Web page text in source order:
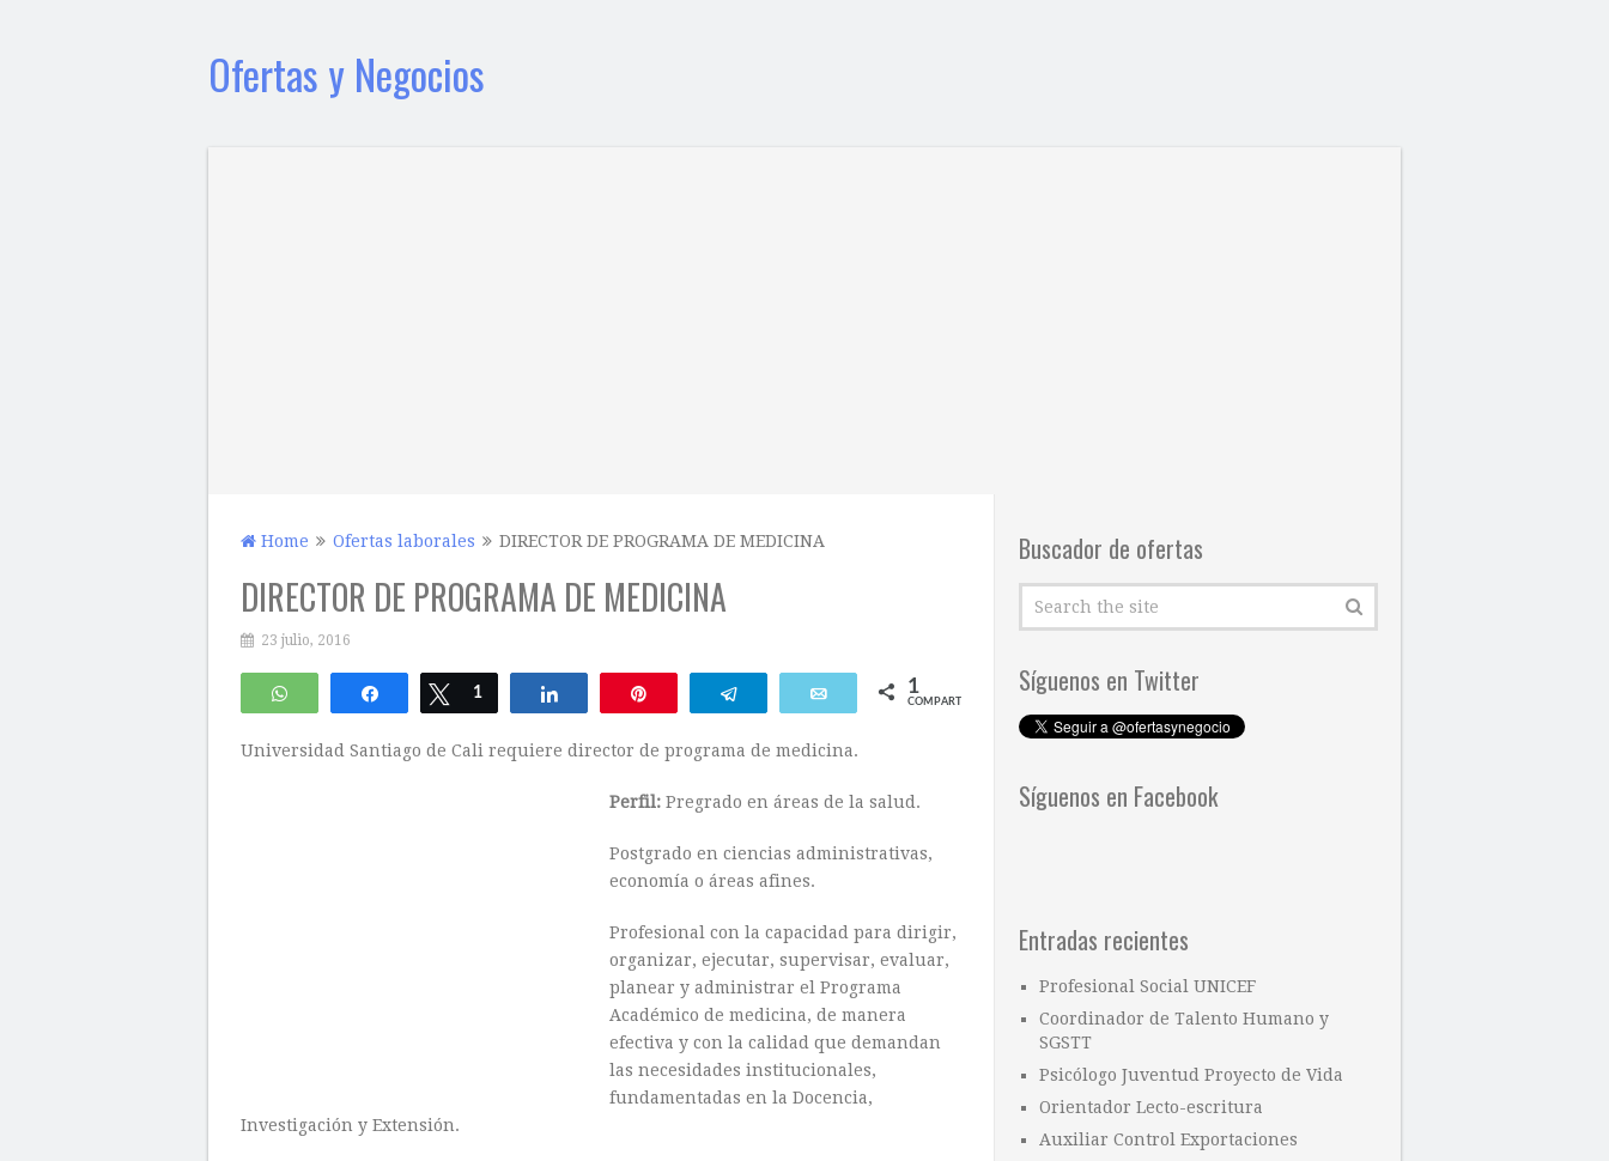
Ofertas y Negocios
Home Ofertas laborales DIRECTOR DE PROGRAMA DE MEDICINA
DIRECTOR DE PROGRAMA DE MEDICINA
23 julio, 2016
WhatsApp Compartir Twittear
1 Compartir Telegram Email 1
COMPARTIR
Universidad Santiago de Cali requiere director de programa de medicina.
Perfil: Pregrado en áreas de la salud.
Postgrado en ciencias administrativas,
economía o áreas afines.
Profesional con la capacidad para dirigir,
organizar, ejecutar, supervisar, evaluar,
planear y administrar el Programa
Académico de medicina, de manera
efectiva y con la calidad que demandan
las necesidades institucionales,
fundamentadas en la Docencia,
Investigación y Extensión.
Buscador de ofertas
Síguenos en Twitter
Síguenos en Facebook
Entradas recientes
Profesional Social UNICEF
Coordinador de Talento Humano y
SGSTT
Psicólogo Juventud Proyecto de Vida
Orientador Lecto-escritura
Auxiliar Control Exportaciones